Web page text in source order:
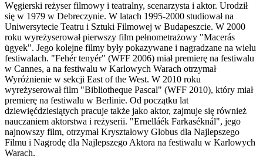
Węgierski reżyser filmowy i teatralny, scenarzysta i aktor. Urodził
się w 1979 w Debreczynie. W latach 1995-2000 studiował na
Uniwersytecie Teatru i Sztuki Filmowej w Budapeszcie. W 2000
roku wyreżyserował pierwszy film pełnometrażowy "Macerás
ügyek". Jego kolejne filmy były pokazywane i nagradzane na wielu
festiwalach. "Fehér tenyér" (WFF 2006) miał premierę na festiwalu
w Cannes, a na festiwalu w Karlowych Warach otrzymał
Wyróżnienie w sekcji East of the West. W 2010 roku
wyreżyserował film "Bibliotheque Pascal" (WFF 2010), który miał
premierę na festiwalu w Berlinie. Od początku lat
dziewięćdziesiątych pracuje także jako aktor, zajmuje się również
nauczaniem aktorstwa i reżyserii. "Ernelláék Farkaséknál", jego
najnowszy film, otrzymał Kryształowy Globus dla Najlepszego
Filmu i Nagrodę dla Najlepszego Aktora na festiwalu w Karlowych
Warach.